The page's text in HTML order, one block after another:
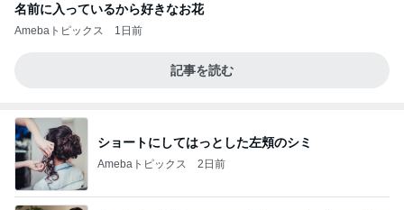
名前に入っているから好きなお花
Amebaトピックス 1日前
記事を読む
ショートにしてはっとした左頬のシミ
Amebaトピックス 2日前